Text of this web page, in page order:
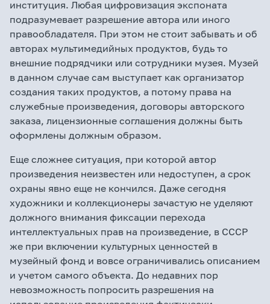
институция. Любая цифровизация экспоната
подразумевает разрешение автора или иного
правообладателя. При этом не стоит забывать и об
авторах мультимедийных продуктов, будь то
внешние подрядчики или сотрудники музея. Музей
в данном случае сам выступает как организатор
создания таких продуктов, а потому права на
служебные произведения, договоры авторского
заказа, лицензионные соглашения должны быть
оформлены должным образом.
Еще сложнее ситуация, при которой автор
произведения неизвестен или недоступен, а срок
охраны явно еще не кончился. Даже сегодня
художники и коллекционеры зачастую не уделяют
должного внимания фиксации перехода
интеллектуальных прав на произведение, в СССР
же при включении культурных ценностей в
музейный фонд и вовсе ограничивались описанием
и учетом самого объекта. До недавних пор
невозможность попросить разрешения на